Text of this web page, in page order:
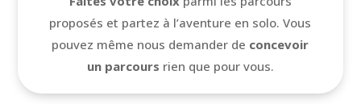
proposés et partez à l’aventure en solo. Vous
pouvez même nous demander de concevoir
un parcours rien que pour vous.